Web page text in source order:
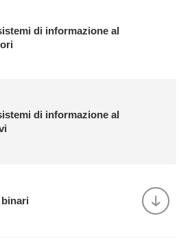
di informazione al
di informazione al